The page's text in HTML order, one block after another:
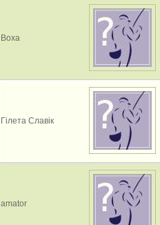
Воха
Гілета Славік
amator